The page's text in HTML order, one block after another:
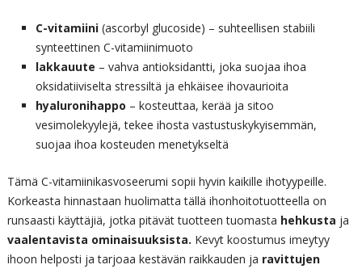
C-vitamiini(ascorbyl glucoside) – suhteellisen stabiili
synteettinen C-vitamiinimuoto
lakkauute – vahva antioksidantti, joka suojaa ihoa
oksidatiiviselta stressiltä ja ehkäisee ihovaurioita
hyaluronihappo – kosteuttaa, kerää ja sitoo
vesimolekyylejä, tekee ihosta vastustuskykyisemmän,
suojaa ihoa kosteuden menetykseltä
Tämä C-vitamiinikasvoseerumi sopii hyvin kaikille ihotyypeille.
Korkeasta hinnastaan huolimatta tällä ihonhoitotuotteella on
runsaasti käyttäjiä, jotka pitävät tuotteen tuomasta hehkusta ja
vaalentavista ominaisuuksista. Kevyt koostumus imeytyy
ihoon helposti ja tarjoaa kestävän raikkauden ja ravittujen